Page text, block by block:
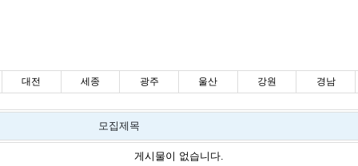
대전 세종 광주 울산 강원 경남
모집제목
게시물이 없습니다.